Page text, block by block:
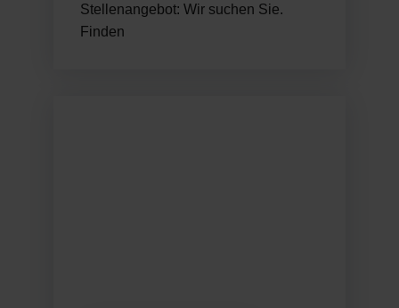
Stellenangebot: Wir suchen Sie.
Finden